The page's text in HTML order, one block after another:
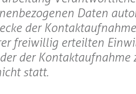
Daten
der
freiwillig erteilten
der Kontaktaufnahme
statt.